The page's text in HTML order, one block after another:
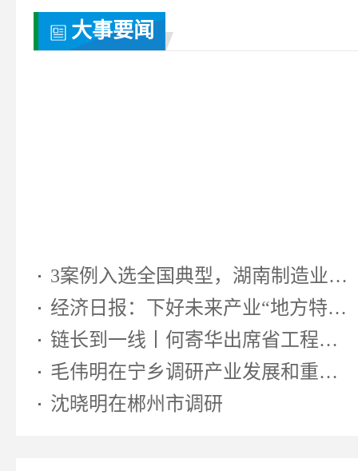
大事要闻
3案例入选全国典型，湖南制造业靠...
经济日报：下好未来产业“地方特色...
链长到一线丨何寄华出席省工程机...
毛伟明在宁乡调研产业发展和重大...
沈晓明在郴州市调研